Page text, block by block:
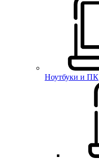
Ноутбуки и ПК